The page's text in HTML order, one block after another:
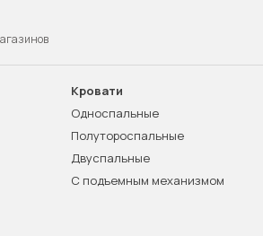
Кровати
Односпальные
Полутороспальные
Двуспальные
С подъемным механизмом